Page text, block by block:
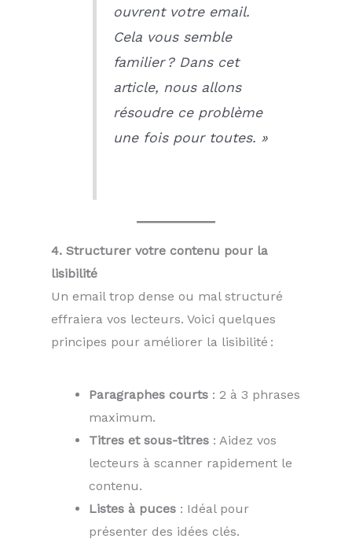
ouvrent votre email.
Cela vous semble
familier ? Dans cet
article, nous allons
résoudre ce problème
une fois pour toutes. »
4. Structurer votre contenu pour la
lisibilité
Un email trop dense ou mal structuré
effraiera vos lecteurs. Voici quelques
principes pour améliorer la lisibilité :
Paragraphes courts : 2 à 3 phrases
maximum.
Titres et sous-titres : Aidez vos
lecteurs à scanner rapidement le
contenu.
Listes à puces : Idéal pour
présenter des idées clés.